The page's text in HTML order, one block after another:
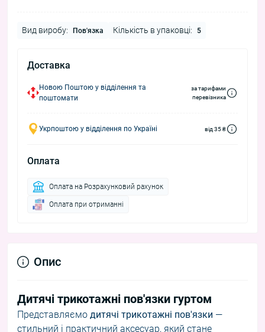
Вид виробу: Пов'язка Кількість в упаковці: 5
Доставка
Новою Поштою у відділення та
поштомати
за тарифами
перевізника
Укрпоштою у відділення по Україні від 35 ₴
Оплата
Оплата на Розрахунковий рахунок
Оплата при отриманні
Опис
Дитячі трикотажні пов'язки гуртом
Представляємо дитячі трикотажні пов'язки —
стильний і практичний аксесуар, який стане